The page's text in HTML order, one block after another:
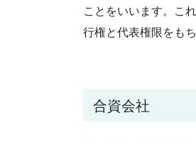
ことをいいます。こ
行権と代表権限をもち
合資会社